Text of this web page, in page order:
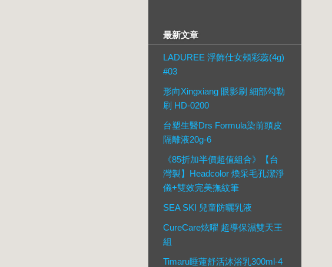
最新文章
LADUREE 浮飾仕女頰彩蕊(4g)
#03
形向Xingxiang 眼影刷 細部勾勒
刷 HD-0200
台塑生醫Drs Formula染前頭皮
隔離液20g-6
《85折加半價超值組合》【台
灣製】Headcolor 煥采毛孔潔淨
儀+雙效完美撫紋筆
SEA SKI 兒童防曬乳液
CureCare炫曜 超導保濕雙天王
組
Timaru睡蓮舒活沐浴乳300ml-4